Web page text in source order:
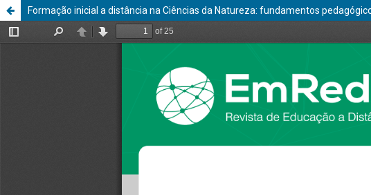
Formação inicial a distância na Ciências da Natureza: fundamentos